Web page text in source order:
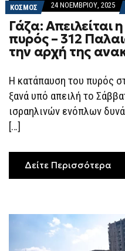
ΚΟΣΜΟΣ 24 ΝΟΕΜΒΡΊΟΥ, 2025
Γάζα:
πυρός – 312
την αρχή της
Η κατάπαυση του πυρός
ξανά υπό απειλή το
ισραηλινών ενόπλων
[…]
Δείτε Περισσότερα